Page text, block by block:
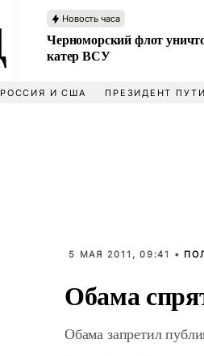
Новость часа
Черноморский флот
катер ВСУ
РОССИЯ И США ПРЕЗИДЕНТ
5 МАЯ 2011, 09:41 •
Обама
Обама запретил